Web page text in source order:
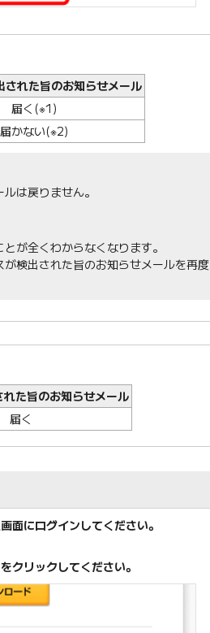
された旨のお知らせメール
届く(※1)
届かない(※2)
は戻りません。
が全くわからなくなります。
検出された旨のお知らせメールを再度
た旨のお知らせメール
届く
面にログインしてください。
クリックしてください。